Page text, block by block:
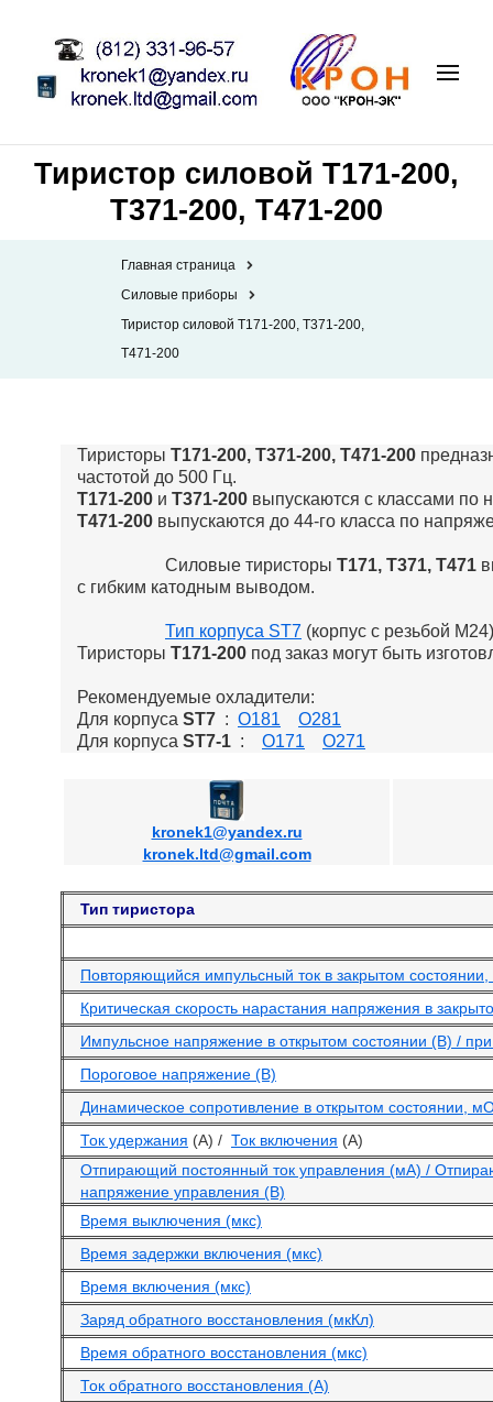
Тиристор силовой Т171-200,
Т371-200, Т471-200
Главная страница
Силовые приборы
Тиристор силовой Т171-200, Т371-200,
Т471-200
Тиристоры Т171-200, Т371-200, Т471-200
частотой до 500 Гц.
Т171-200 и Т371-200 выпускаются с классами по
Т471-200 выпускаются до 44-го класса по
Силовые тиристоры Т171, Т371, Т471
с гибким катодным выводом.
Тип корпуса ST7 (корпус с резьбой М24)
Тиристоры Т171-200 под заказ могут быть
Рекомендуемые охладители:
Для корпуса ST7 : О181
О281
Для корпуса ST7-1 : О171 О271
kronek1@yandex.ru
kronek.ltd@gmail.com
Тип тиристора
Повторяющийся импульсный ток в закрытом
Критическая скорость нарастания напряжения в
Импульсное напряжение в открытом состоянии (В) /
Пороговое напряжение (В)
Динамическое сопротивление в открытом состоянии,
Ток удержания (А) / Ток включения (А)
Отпирающий постоянный ток управления (мА) /
напряжение управления (В)
Время выключения (мкс)
Время задержки включения (мкс)
Время включения (мкс)
Заряд обратного восстановления (мкКл)
Время обратного восстановления (мкс)
Ток обратного восстановления (А)